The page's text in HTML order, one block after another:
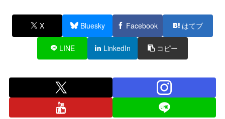
X Bluesky Facebook はてブ
LINE LinkedIn コピー